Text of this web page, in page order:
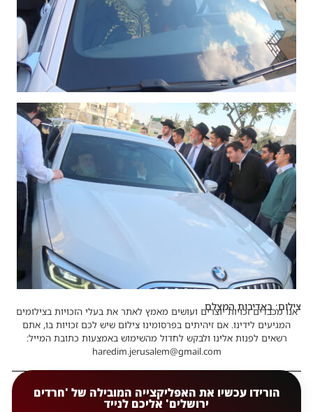
צילום: באדיבות המצלם
אנו מכבדים זכויות יוצרים ועושים מאמץ לאתר את בעלי הזכויות בצילומים
המגיעים לידינו. אם זיהיתים בפרסומינו צילום שיש לכם זכויות בו, אתם
רשאים לפנות אלינו ולבקש לחדול מהשימוש באמצעות כתובת המייל:
haredim.jerusalem@gmail.com
הורידו עכשיו את האפליקצייה המובילה של 'חרדים
ירושלים' אליכם לנייד